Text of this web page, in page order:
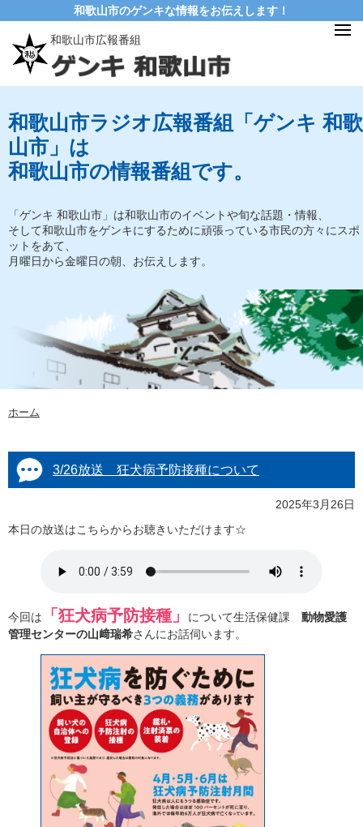
和歌山市のゲンキな情報をお伝えします！
和歌山市広報番組
和歌山市ラジオ広報番組「ゲンキ 和歌
山市」は
和歌山市の情報番組です。
「ゲンキ 和歌山市」は和歌山市のイベントや旬な話題・情報、
そして和歌山市をゲンキにするために頑張っている市民の方々にスポ
ットをあて、
月曜日から金曜日の朝、お伝えします。
ホーム
3/26放送 狂犬病予防接種について
2025年3月26日
本日の放送はこちらからお聴きいただけます☆
今回は 「狂犬病予防接種」 について生活保健課 動物愛護
管理センターの山﨑瑞希さんにお話伺います。